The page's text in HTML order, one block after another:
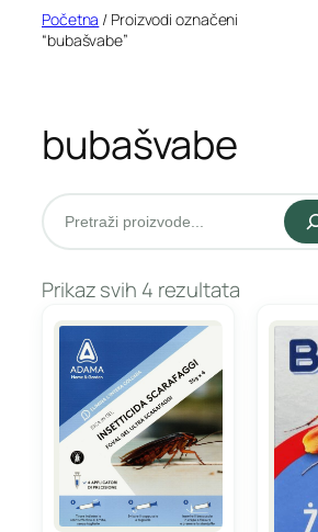
Početna / Proizvodi označeni
“bubašvabe”
bubašvabe
Pretraži
Prikaz svih 4 rezultata